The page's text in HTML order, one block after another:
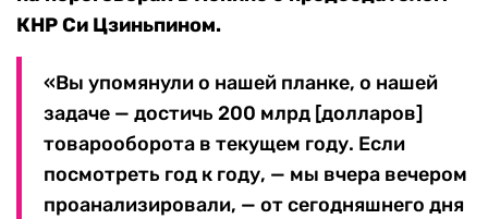
КНР Си Цзиньпином.
«Вы упомянули о нашей планке, о нашей
задаче — достичь 200 млрд [долларов]
товарооборота в текущем году. Если
посмотреть год к году, — мы вчера вечером
проанализировали, — от сегодняшнего дня